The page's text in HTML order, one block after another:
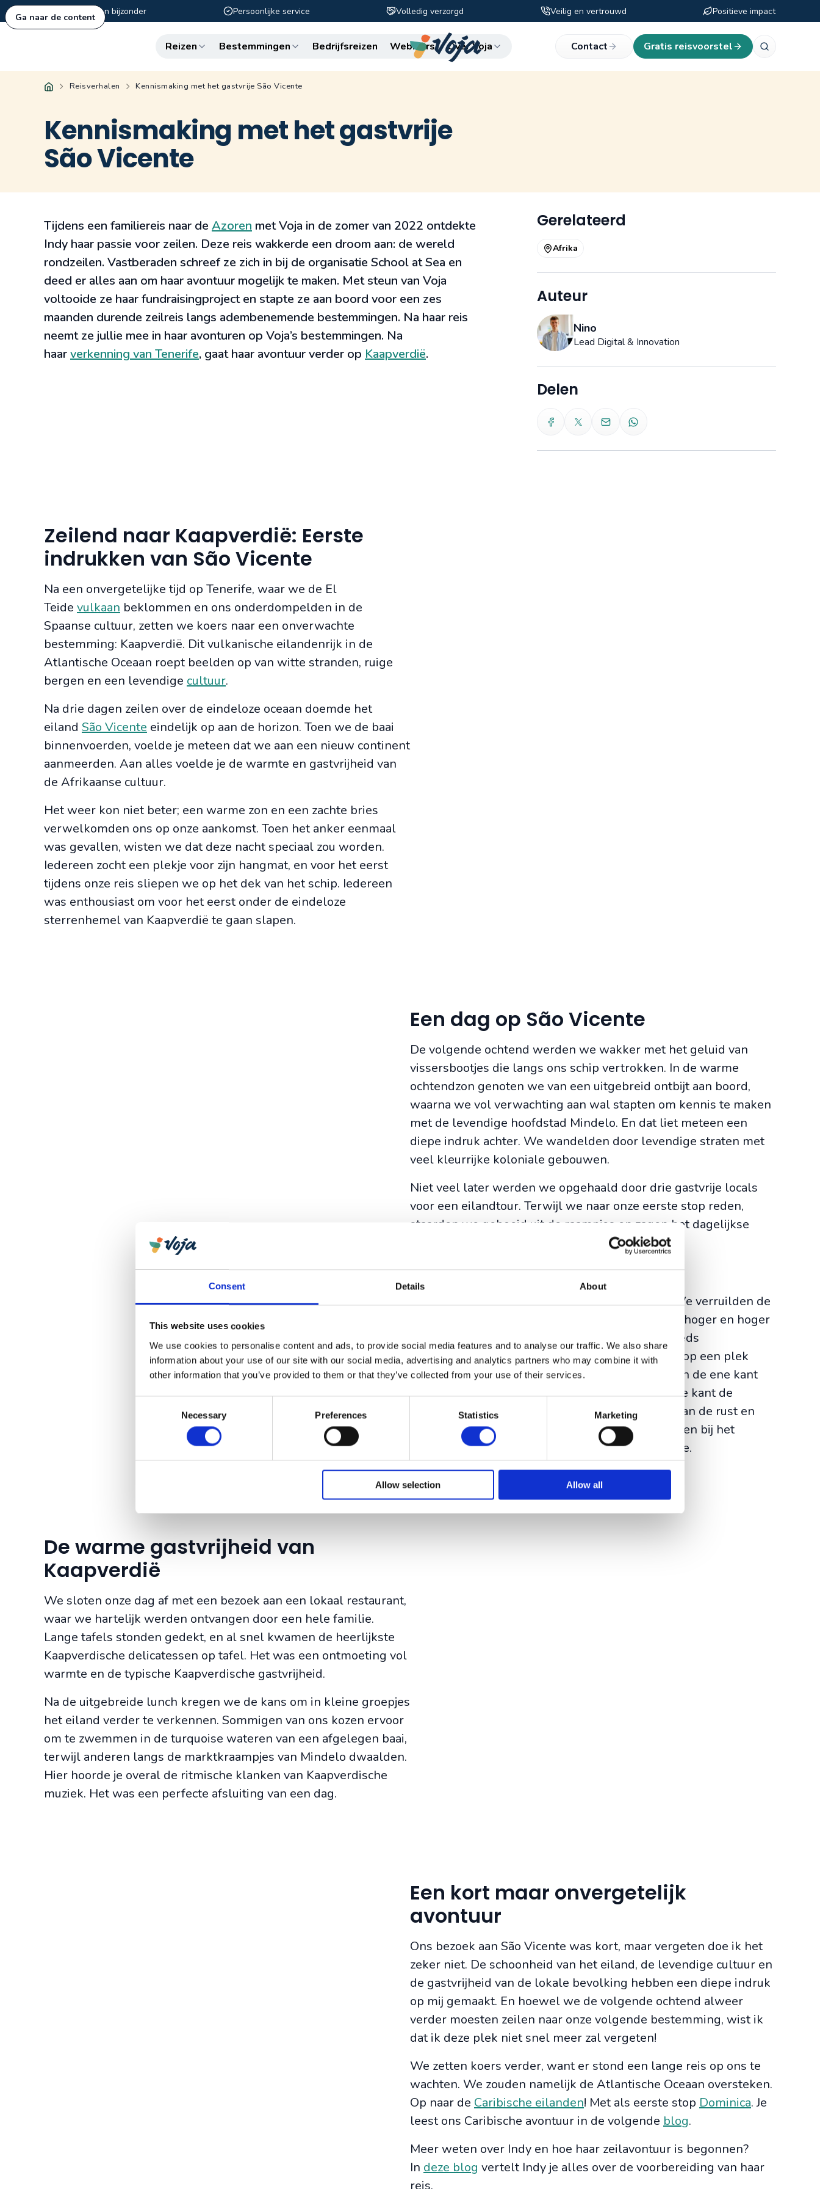
Consent Details About
This website uses cookies
We use cookies to personalise content and ads, to provide social media features and to analyse our traffic. We also share
information about your use of our site with our social media, advertising and analytics partners who may combine it with
other information that you’ve provided to them or that they’ve collected from your use of their services.
Necessary Preferences Statistics Marketing
Allow selection Allow all
Ga naar de content
Authentiek en bijzonder Persoonlijke service Volledig verzorgd Veilig en vertrouwd Positieve impact
Reizen Bestemmingen Bedrijfsreizen Webinars Over Voja Contact Gratis reisvoorstel
Reisverhalen Kennismaking met het gastvrije São Vicente
Kennismaking met het gastvrije
São Vicente
Tijdens een familiereis naar de Azoren met Voja in de zomer van 2022 ontdekte
Indy haar passie voor zeilen. Deze reis wakkerde een droom aan: de wereld
rondzeilen. Vastberaden schreef ze zich in bij de organisatie School at Sea en
deed er alles aan om haar avontuur mogelijk te maken. Met steun van Voja
voltooide ze haar fundraisingproject en stapte ze aan boord voor een zes
maanden durende zeilreis langs adembenemende bestemmingen. Na haar reis
neemt ze jullie mee in haar avonturen op Voja’s bestemmingen. Na
haarverkenning van Tenerife, gaat haar avontuur verder op Kaapverdië.
Gerelateerd
Afrika
Auteur
Nino
Lead Digital & Innovation
Delen
Zeilend naar Kaapverdië: Eerste
indrukken van São Vicente
Na een onvergetelijke tijd op Tenerife, waar we de El
Teide vulkaan beklommen en ons onderdompelden in de
Spaanse cultuur, zetten we koers naar een onverwachte
bestemming: Kaapverdië. Dit vulkanische eilandenrijk in de
Atlantische Oceaan roept beelden op van witte stranden, ruige
bergen en een levendige cultuur.
Na drie dagen zeilen over de eindeloze oceaan doemde het
eiland São Vicente eindelijk op aan de horizon. Toen we de baai
binnenvoerden, voelde je meteen dat we aan een nieuw continent
aanmeerden. Aan alles voelde je de warmte en gastvrijheid van
de Afrikaanse cultuur.
Het weer kon niet beter; een warme zon en een zachte bries
verwelkomden ons op onze aankomst. Toen het anker eenmaal
was gevallen, wisten we dat deze nacht speciaal zou worden.
Iedereen zocht een plekje voor zijn hangmat, en voor het eerst
tijdens onze reis sliepen we op het dek van het schip. Iedereen
was enthousiast om voor het eerst onder de eindeloze
sterrenhemel van Kaapverdië te gaan slapen.
Een dag op São Vicente
De volgende ochtend werden we wakker met het geluid van
vissersbootjes die langs ons schip vertrokken. In de warme
ochtendzon genoten we van een uitgebreid ontbijt aan boord,
waarna we vol verwachting aan wal stapten om kennis te maken
met de levendige hoofdstad Mindelo. En dat liet meteen een
diepe indruk achter. We wandelden door levendige straten met
veel kleurrijke koloniale gebouwen.
Niet veel later werden we opgehaald door drie gastvrije locals
voor een eilandtour. Terwijl we naar onze eerste stop reden,
staarden we geboeid uit de raampjes en zagen het dagelijkse
Kaapverdische leven aan ons voorbijgaan.
Langzaam begon het landschap te veranderen. We verruilden de
stad in voor het groene landschap. We klommen hoger en hoger
de berg ‘Monde Verde’ op, terwijl het uitzicht steeds
spectaculairder werd. Uiteindelijk stapten we uit op een plek
waar je bijna het hele eiland kon overzien. Met aan de ene kant
het ruige vulkanische landschap en aan de andere kant de
oneindige oceaan. Boven op de top genoten we van de rust en
proefden we van typische Kaapverdische gerechten bij het
schattige theehuis Cabana de Chá do Monte Verde.
De warme gastvrijheid van
Kaapverdië
We sloten onze dag af met een bezoek aan een lokaal restaurant,
waar we hartelijk werden ontvangen door een hele familie.
Lange tafels stonden gedekt, en al snel kwamen de heerlijkste
Kaapverdische delicatessen op tafel. Het was een ontmoeting vol
warmte en de typische Kaapverdische gastvrijheid.
Na de uitgebreide lunch kregen we de kans om in kleine groepjes
het eiland verder te verkennen. Sommigen van ons kozen ervoor
om te zwemmen in de turquoise wateren van een afgelegen baai,
terwijl anderen langs de marktkraampjes van Mindelo dwaalden.
Hier hoorde je overal de ritmische klanken van Kaapverdische
muziek. Het was een perfecte afsluiting van een dag.
Een kort maar onvergetelijk
avontuur
Ons bezoek aan São Vicente was kort, maar vergeten doe ik het
zeker niet. De schoonheid van het eiland, de levendige cultuur en
de gastvrijheid van de lokale bevolking hebben een diepe indruk
op mij gemaakt. En hoewel we de volgende ochtend alweer
verder moesten zeilen naar onze volgende bestemming, wist ik
dat ik deze plek niet snel meer zal vergeten!
We zetten koers verder, want er stond een lange reis op ons te
wachten. We zouden namelijk de Atlantische Oceaan oversteken.
Op naar de Caribische eilanden! Met als eerste stop Dominica. Je
leest ons Caribische avontuur in de volgende blog.
Meer weten over Indy en hoe haar zeilavontuur is begonnen?
In deze blog vertelt Indy je alles over de voorbereiding van haar
Zoeken